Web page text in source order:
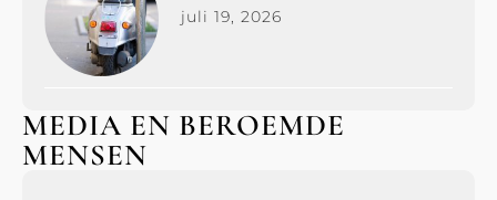
juli 19, 2026
MEDIA EN BEROEMDE
MENSEN